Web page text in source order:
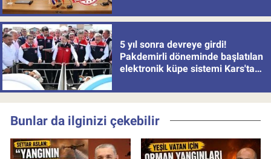
5 yıl sonra devreye girdi!
Pakdemirli döneminde başlatılan
elektronik küpe sistemi Kars'tan
Bunlar da ilginizi çekebilir